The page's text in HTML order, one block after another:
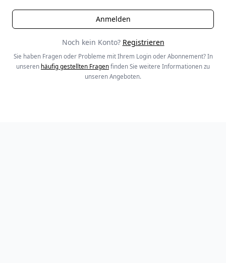
Noch kein Konto? Registrieren
Sie haben Fragen oder Probleme mit Ihrem Login oder Abonnement? In
unseren häufig gestellten Fragen finden Sie weitere Informationen zu
unseren Angeboten.